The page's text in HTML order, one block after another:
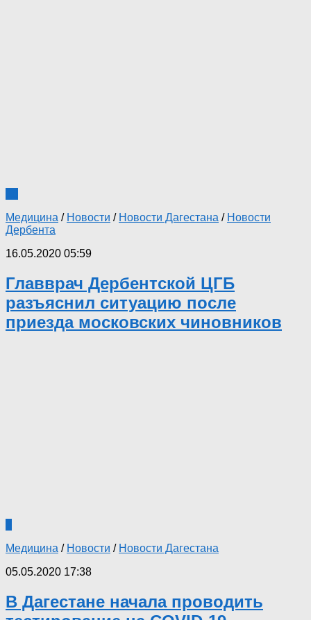
Медицина / Новости / Новости Дагестана / Новости
Дербента
16.05.2020 05:59
Главврач Дербентской ЦГБ
разъяснил ситуацию после
приезда московских чиновников
Медицина / Новости / Новости Дагестана
05.05.2020 17:38
В Дагестане начала проводить